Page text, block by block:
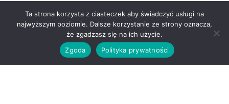
Prawa autorskie © 2026 domowi.pl
Ta strona korzysta z ciasteczek aby świadczyć usługi na
najwyższym poziomie. Dalsze korzystanie ze strony oznacza,
że zgadzasz się na ich użycie.
Zgoda
Polityka prywatności